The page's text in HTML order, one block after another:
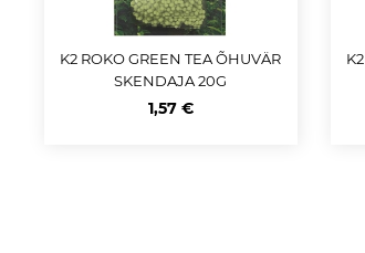
K2 ROKO GREEN TEA ÕHUVÄR
SKENDAJA 20G
1,57 €